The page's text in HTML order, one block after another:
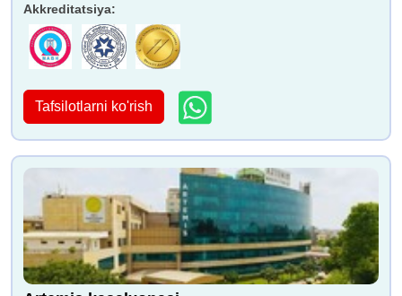
Akkreditatsiya:
Tafsilotlarni ko'rish